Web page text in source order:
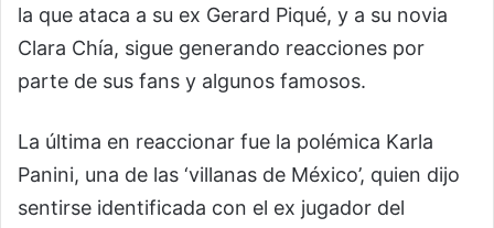
la que ataca a su ex Gerard Piqué, y a su novia
Clara Chía, sigue generando reacciones por
parte de sus fans y algunos famosos.
La última en reaccionar fue la polémica Karla
Panini, una de las ‘villanas de México’, quien dijo
sentirse identificada con el ex jugador del